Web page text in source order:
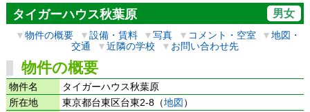
タイガーハウス秋葉原 男女
▼物件の概要 ▼設備・賃料 ▼写真 ▼ コメント・空室 ▼地図・
交通
▼近隣の学校 ▼ お問い合わせ先
物件の概要
物件名
タイガーハウス秋葉原
所在地
東京都台東区台東2-8（地図 ）